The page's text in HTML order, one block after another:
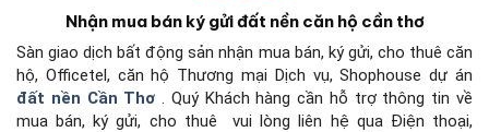
Nhận mua bán ký gửi đất nền căn hộ cần thơ
Sàn giao dịch bất động sảnnhận mua bán, ký gửi, cho thuê căn
hộ, Officetel, căn hộ Thương mại Dịch vụ, Shophouse dự án
đất nền Cần Thơ
Quý Khách hàng cần hỗ trợ thông tin về
mua bán, ký gửi, cho thuê
vui lòng liên hệ qua Điện thoại,